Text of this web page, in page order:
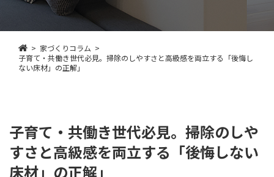
家づくりコラム
子育て・共働き世代必見。掃除のしやすさと高級感を両立する「後悔し
ない床材」の正解」
子育て・共働き世代必見。掃除のしや
すさと高級感を両立する「後悔しない
床材」の正解」